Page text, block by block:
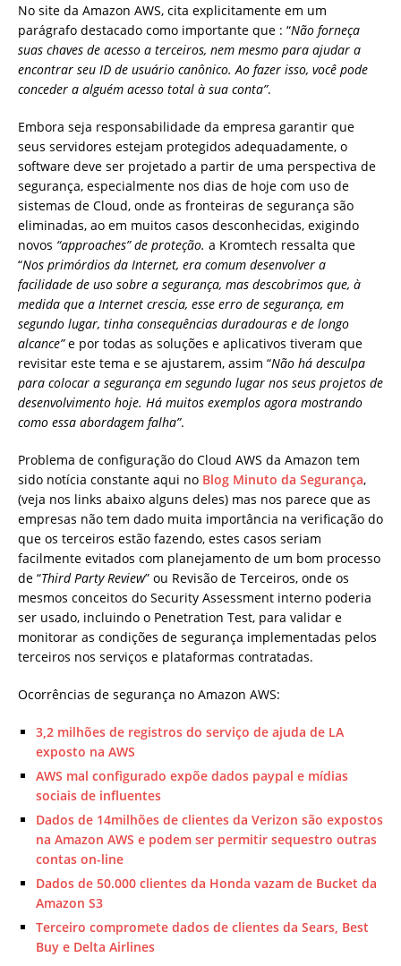
No site da Amazon AWS, cita explicitamente em um
parágrafo destacado como importante que : “Não forneça
suas chaves de acesso a terceiros, nem mesmo para ajudar a
encontrar seu ID de usuário canônico. Ao fazer isso, você pode
conceder a alguém acesso total à sua conta”.
Embora seja responsabilidade da empresa garantir que
seus servidores estejam protegidos adequadamente, o
software deve ser projetado a partir de uma perspectiva de
segurança, especialmente nos dias de hoje com uso de
sistemas de Cloud, onde as fronteiras de segurança são
eliminadas, ao em muitos casos desconhecidas, exigindo
novos “approaches” de proteção. a Kromtech ressalta que
“Nos primórdios da Internet, era comum desenvolver a
facilidade de uso sobre a segurança, mas descobrimos que, à
medida que a Internet crescia, esse erro de segurança, em
segundo lugar, tinha consequências duradouras e de longo
alcance”e por todas as soluções e aplicativos tiveram que
revisitar este tema e se ajustarem, assim “Não há desculpa
para colocar a segurança em segundo lugar nos seus projetos de
desenvolvimento hoje. Há muitos exemplos agora mostrando
como essa abordagem falha”.
Problema de configuração do Cloud AWS da Amazon tem
sido notícia constante aqui no Blog Minuto da Segurança,
(veja nos links abaixo alguns deles) mas nos parece que as
empresas não tem dado muita importância na verificação do
que os terceiros estão fazendo, estes casos seriam
facilmente evitados com planejamento de um bom processo
de “Third Party Review” ou Revisão de Terceiros, onde os
mesmos conceitos do Security Assessment interno poderia
ser usado, incluindo o Penetration Test, para validar e
monitorar as condições de segurança implementadas pelos
terceiros nos serviços e plataformas contratadas.
Ocorrências de segurança no Amazon AWS:
3,2 milhões de registros do serviço de ajuda de LA
exposto na AWS
AWS mal configurado expõe dados paypal e mídias
sociais de influentes
Dados de 14milhões de clientes da Verizon são expostos
na Amazon AWS e podem ser permitir sequestro outras
contas on-line
Dados de 50.000 clientes da Honda vazam de Bucket da
Amazon S3
Terceiro compromete dados de clientes da Sears, Best
Buy e Delta Airlines